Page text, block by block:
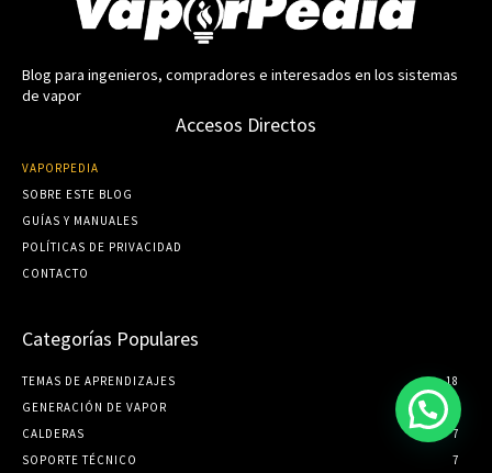
Blog para ingenieros, compradores e interesados en los sistemas
de vapor
Accesos Directos
VAPORPEDIA
SOBRE ESTE BLOG
GUÍ­AS Y MANUALES
POLÍTICAS DE PRIVACIDAD
CONTACTO
Categorías Populares
TEMAS DE APRENDIZAJES
18
GENERACIÓN DE VAPOR
CALDERAS
7
SOPORTE TÉCNICO
7